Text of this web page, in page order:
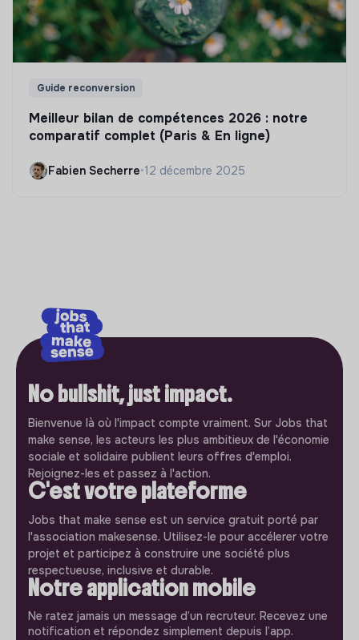
Guide reconversion
Meilleur bilan de compétences 2026 : notre
comparatif complet (Paris & En ligne)
Fabien Secherre•12 décembre 2025
No bullshit, just impact.
Bienvenue là où l'impact compte vraiment. Sur Jobs that
make sense, les acteurs les plus ambitieux de l'économie
sociale et solidaire publient leurs offres d'emploi.
Rejoignez-les et passez à l'action.
C'est votre plateforme
Jobs that make sense est un service gratuit porté par
l'association makesense. Utilisez-le pour accélerer votre
projet et participez à construire une société plus
respectueuse, inclusive et durable.
Notre application mobile
Ne ratez jamais un message d’un recruteur. Recevez une
notification et répondez simplement depuis l’app.